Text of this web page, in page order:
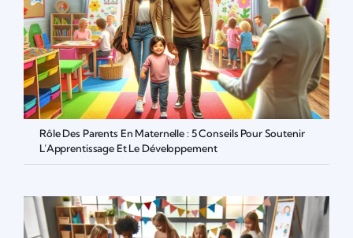
Rôle Des Parents En Maternelle : 5 Conseils Pour Soutenir
L’Apprentissage Et Le Développement